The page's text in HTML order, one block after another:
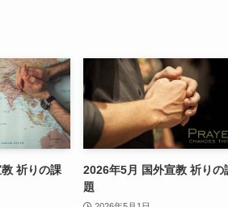
祈りの課
2026年5月 国外宣教 祈りの
題